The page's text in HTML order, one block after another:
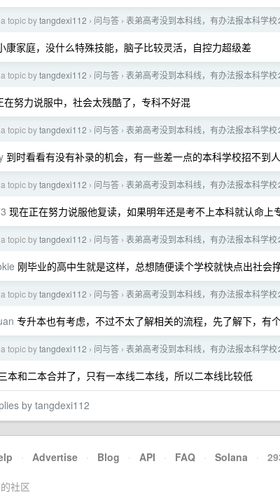
topic bytangdexi112 › 问与答 › 表弟高考没到本科线，有办法报本科学校
康家庭，没什么特殊技能，脑子比较灵活，自控力超级差
topic bytangdexi112 › 问与答 › 表弟高考没到本科线，有办法报本科学校
在努力说服中，社会太残酷了，专科不好混
topic bytangdexi112 › 问与答 › 表弟高考没到本科线，有办法报本科学校
到时看看有没有补录的机会，有一些差一点的本科学校招不到
topic bytangdexi112 › 问与答 › 表弟高考没到本科线，有办法报本科学校
现在正在努力说服他复读，如果明年还是考不上本科就认命上
topic bytangdexi112 › 问与答 › 表弟高考没到本科线，有办法报本科学校
刚毕业的高中生就是这样，总想随便读个学校就快点出社会
topic bytangdexi112 › 问与答 › 表弟高考没到本科线，有办法报本科学校
专升本也有考虑，不过不太了解相关的流程，先了解下，有
topic bytangdexi112 › 问与答 › 表弟高考没到本科线，有办法报本科学校
本和二本合并了，只有一本线二本线，所以二本线比较低
by tangdexi112
· Advertise · Blog · API · FAQ · Solana ·
社区